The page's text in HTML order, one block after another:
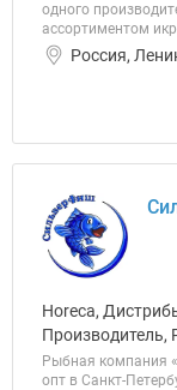
одного
ассортиментом
Россия,
Horeca,
Производитель,
Рыбная компания
опт в Санкт-